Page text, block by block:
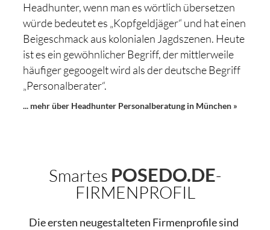
Headhunter, wenn man es wörtlich übersetzen
würde bedeutet es „Kopfgeldjäger“ und hat einen
Beigeschmack aus kolonialen Jagdszenen. Heute
ist es ein gewöhnlicher Begriff, der mittlerweile
häufiger gegoogelt wird als der deutsche Begriff
„Personalberater“.
... mehr über Headhunter Personalberatung in München »
Smartes POSEDO.DE-
FIRMENPROFIL
Die ersten neugestalteten Firmenprofile sind